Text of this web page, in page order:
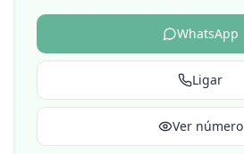
WhatsApp
Ligar
Ver número